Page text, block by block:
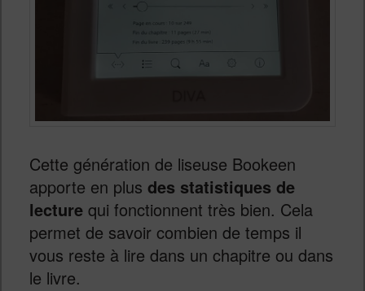
Cette génération de liseuse Bookeen
apporte en plus des statistiques de
lecturequi fonctionnent très bien. Cela
permet de savoir combien de temps il
vous reste à lire dans un chapitre ou dans
le livre.